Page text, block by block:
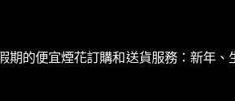
期的便宜煙花訂購和送貨服務：新年